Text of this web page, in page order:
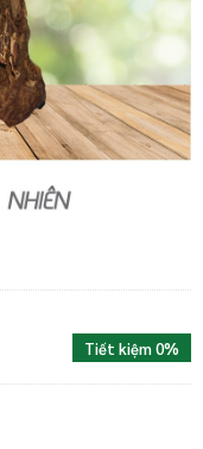
Tiết kiệm 0%